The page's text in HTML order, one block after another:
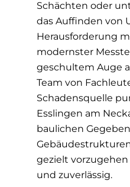
Schächten oder
das Auffinden von
Herausforderung
modernster
geschultem Auge
Team von
Schadensquelle
Esslingen am
baulichen
gezielt
und zuverlässig.